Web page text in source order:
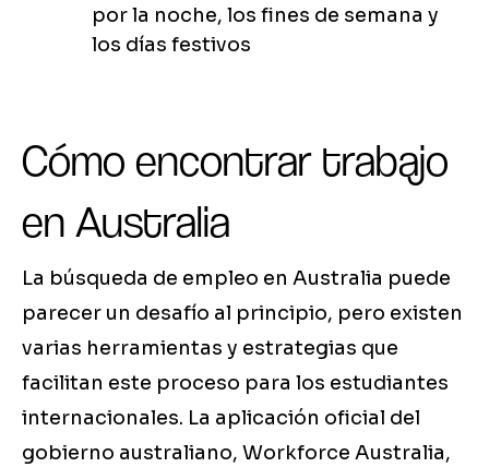
por la noche, los fines de semana y
los días festivos
Cómo encontrar trabajo
en Australia
La búsqueda de empleo en Australia puede
parecer un desafío al principio, pero existen
varias herramientas y estrategias que
facilitan este proceso para los estudiantes
internacionales. La aplicación oficial del
gobierno australiano, Workforce Australia,